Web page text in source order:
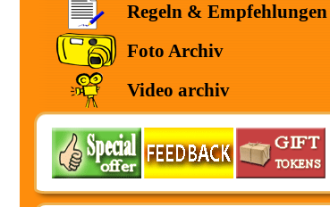
Regeln & Empfehlungen
Foto Archiv
Video archiv